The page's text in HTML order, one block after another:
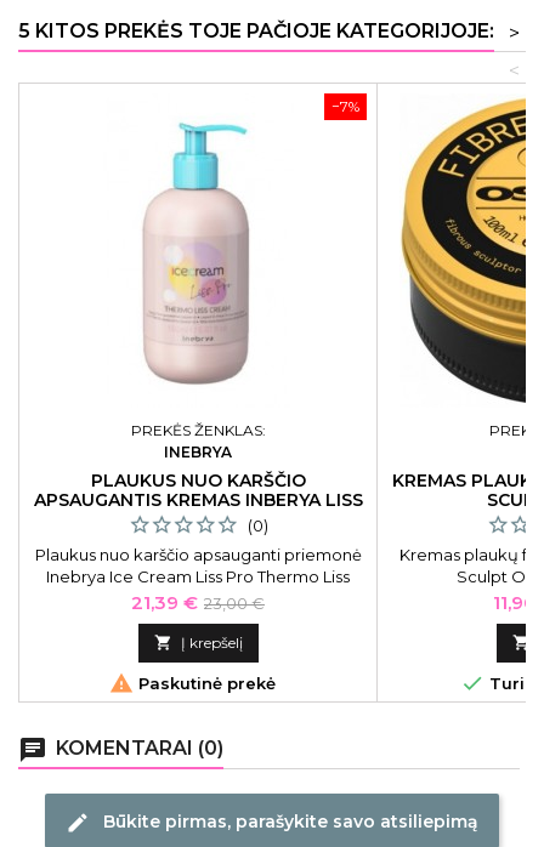
5 KITOS PREKĖS TOJE PAČIOJE KATEGORIJOJE:
>
<
−7%
PREKĖS ŽENKLAS:
INEBRYA
PLAUKUS NUO KARŠČIO
APSAUGANTIS KREMAS INBERYA LISS
150 ML
(0)
Plaukus nuo karščio apsauganti priemonė
Inebrya Ice Cream Liss Pro Thermo Liss
Cream ICE26360, 150 ml
Kaina
21,39 € Bazinė
kaina
23,00 €
 Į krepšelį
 Paskutinė prekė
KREMAS
Kremas plaukų
Sculpt
Kaina


chat KOMENTARAI (0)
edit Būkite pirmas, parašykite savo atsiliepimą